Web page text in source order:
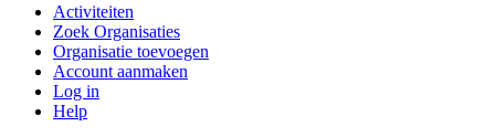
Activiteiten
Zoek Organisaties
Organisatie toevoegen
Account aanmaken
Log in
Help